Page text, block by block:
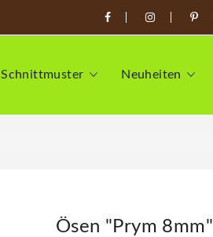
Schnittmuster Neuheiten
Ösen "Prym 8mm"